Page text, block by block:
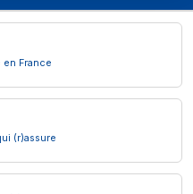
France
(r)assure